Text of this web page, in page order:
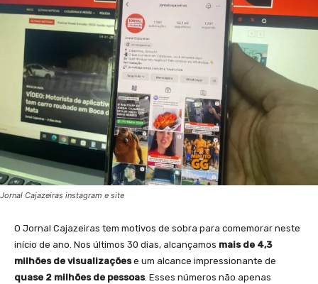
Jornal Cajazeiras instagram e site
O Jornal Cajazeiras tem motivos de sobra para comemorar neste
início de ano. Nos últimos 30 dias, alcançamos mais de 4,3
milhões de visualizaçõese um alcance impressionante de
quase 2 milhões de pessoas. Esses números não apenas